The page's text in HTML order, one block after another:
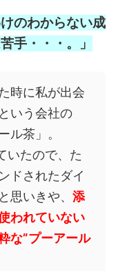
のわからない成
手・・・。」
時に私が出会
いう会社の
ル茶」。
いたので、た
ドされたダイ
思いきや、 添
われていない
な”プーアール